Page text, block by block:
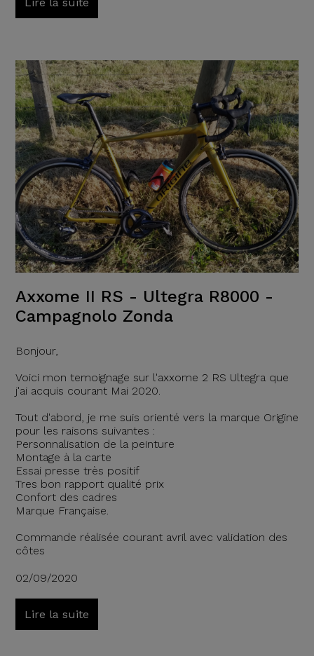
Axxome II RS - Ultegra R8000 -
Campagnolo Zonda
Bonjour,
Voici mon temoignage sur l'axxome 2 RS Ultegra que
j'ai acquis courant Mai 2020.
Tout d'abord, je me suis orienté vers la marque Origine
pour les raisons suivantes :
Personnalisation de la peinture
Montage à la carte
Essai presse très positif
Tres bon rapport qualité prix
Confort des cadres
Marque Française.
Commande réalisée courant avril avec validation des
côtes
02/09/2020
Lire la suite